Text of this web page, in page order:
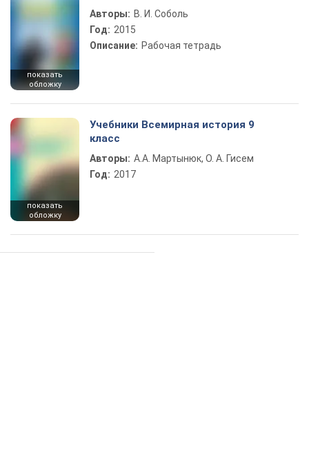
показать
обложку
Авторы: В. И. Соболь
Год: 2015
Описание: Рабочая тетрадь
показать
обложку
Учебники Всемирная история 9
класс
Авторы: А.А. Мартынюк, О. А. Гисем
Год: 2017